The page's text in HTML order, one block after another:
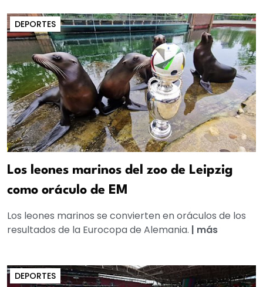
DEPORTES
Los leones marinos del zoo de Leipzig
como oráculo de EM
Los leones marinos se convierten en oráculos de los
resultados de la Eurocopa de Alemania. | más
DEPORTES